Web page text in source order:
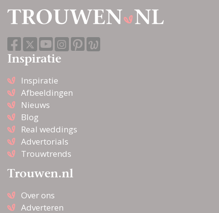
Inspiratie
Inspiratie
Afbeeldingen
Nieuws
Blog
Real weddings
Advertorials
Trouwtrends
Trouwen.nl
Over ons
Adverteren